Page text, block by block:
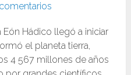
Hádico llegó a iniciar
el planeta tierra,
4 567 millones de años